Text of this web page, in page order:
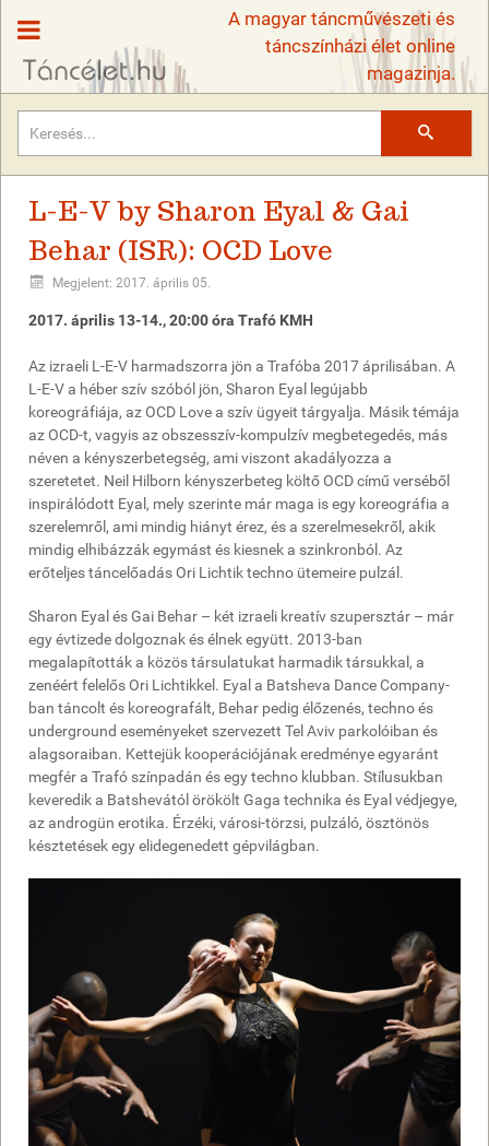
A magyar táncművészeti és
táncszínházi élet online
magazinja.
L-E-V by Sharon Eyal & Gai
Behar (ISR): OCD Love
Megjelent: 2017. április 05.
2017. április 13-14., 20:00 óra Trafó KMH
Az izraeli L-E-V harmadszorra jön a Trafóba 2017 áprilisában. A
L-E-V a héber szív szóból jön, Sharon Eyal legújabb
koreográfiája, az OCD Love a szív ügyeit tárgyalja. Másik témája
az OCD-t, vagyis az obszesszív-kompulzív megbetegedés, más
néven a kényszerbetegség, ami viszont akadályozza a
szeretetet. Neil Hilborn kényszerbeteg költő OCD című verséből
inspirálódott Eyal, mely szerinte már maga is egy koreográfia a
szerelemről, ami mindig hiányt érez, és a szerelmesekről, akik
mindig elhibázzák egymást és kiesnek a szinkronból. Az
erőteljes táncelőadás Ori Lichtik techno ütemeire pulzál.
Sharon Eyal és Gai Behar – két izraeli kreatív szupersztár – már
egy évtizede dolgoznak és élnek együtt. 2013-ban
megalapították a közös társulatukat harmadik társukkal, a
zenéért felelős Ori Lichtikkel. Eyal a Batsheva Dance Company-
ban táncolt és koreografált, Behar pedig élőzenés, techno és
underground eseményeket szervezett Tel Aviv parkolóiban és
alagsoraiban. Kettejük kooperációjának eredménye egyaránt
megfér a Trafó színpadán és egy techno klubban. Stílusukban
keveredik a Batshevától örökölt Gaga technika és Eyal védjegye,
az androgün erotika. Érzéki, városi-törzsi, pulzáló, ösztönös
késztetések egy elidegenedett gépvilágban.